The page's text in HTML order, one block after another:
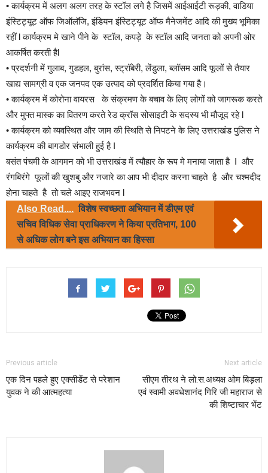
• कार्यक्रम में अलग अलग तरह के स्टॉल लगे है जिसमें आईआईटी रूड़की, वाडिया
इंस्टिट्यूट ऑफ जिऑलॅजि, इंडियन इंस्टिट्यूट ऑफ मैनेजमेंट आदि की मुख्य भूमिका
रहीं l कार्यक्रम मे खाने पीने के स्टॉल, कपड़े के स्टॉल आदि जनता को अपनी ओर
आकर्षित करती हैl
• प्रदर्शनी में गुलाब, गुडहल, बुरांस, स्ट्रॉबेरी, लेंडुला, ब्लॉसम आदि फूलों से तैयार
खाद्य सामग्री व एक जनपद एक उत्पाद को प्रदर्शित किया गया है।
• कार्यक्रम में कोरोना वायरस के संक्रमण के बचाव के लिए लोगों को जागरूक करते
और मुफ्त मास्क का वितरण करते रेड क्रॉस सोसाइटी के सदस्य भी मौजूद रहे l
• कार्यक्रम को व्यवस्थित और जाम की स्थिति से निपटने के लिए उत्तराखंड पुलिस ने
कार्यक्रम की बागडोर संभाली हुई है I
बसंत पंचमी के आगमन को भी उत्तराखंड में त्यौहार के रूप मे मनाया जाता है I और
रंगबिरंगे फूलों की खुशबु और नजारे का आप भी दीदार करना चाहते है और चश्मदीद
होना चाहते है तो चले आइए राजभवन l
Also Read.... विशेष स्वच्छता अभियान में डीएम एवं
सचिव विधिक सेवा प्राधिकरण ने किया प्रतिभाग, 100
से अधिक लोग बने इस अभियान का हिस्सा
Previous article
एक दिन पहले हुए एक्सीडेंट से परेशान
युवक ने की आत्महत्या
Next article
सीएम तीरथ ने लो.स.अध्यक्ष ओम बिड़ला
एवं स्वामी अवधेशानंद गिरि जी महाराज से
की शिष्टाचार भेंट